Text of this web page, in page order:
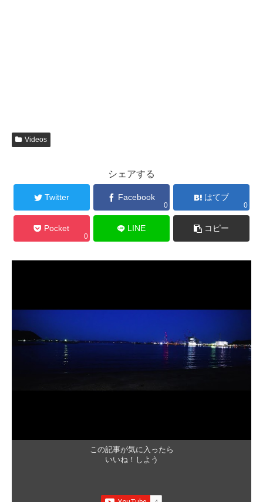
Videos
シェアする
Twitter Facebook
0
はてブ
0
Pocket
0
LINE コピー
この記事が気に入ったら
いいね！しよう